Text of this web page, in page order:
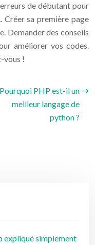
de débutant pour
sa première page
Demander des conseils
améliorer vos codes.
vous !
Pourquoi PHP est-il un
meilleur langage de
python ?
expliqué simplement